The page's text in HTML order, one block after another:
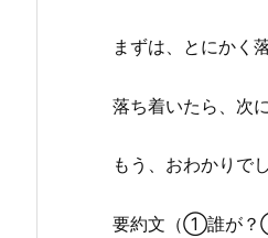
まずは、とにかく
落ち着いたら、次
もう、おわかりで
要約文（①誰が？